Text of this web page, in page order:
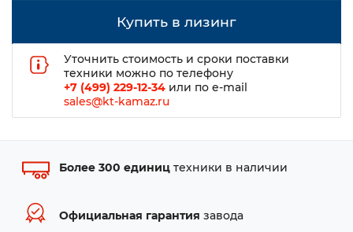
Купить в лизинг
Уточнить стоимость и сроки поставки
техники можно по телефону
+7 (499) 229-12-34 или по e-mail
sales@kt-kamaz.ru
Более 300 единиц техники в наличии
Официальная гарантия завода